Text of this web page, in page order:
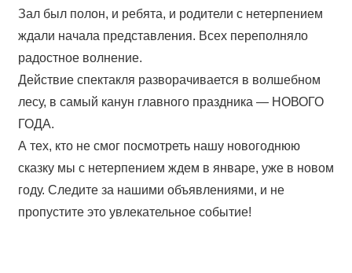
Зал был полон, и ребята, и родители с нетерпением
ждали начала представления. Всех переполняло
радостное волнение.
Действие спектакля разворачивается в волшебном
лесу, в самый канун главного праздника — НОВОГО
ГОДА.
А тех, кто не смог посмотреть нашу новогоднюю
сказку мы с нетерпением ждем в январе, уже в новом
году. Следите за нашими объявлениями, и не
пропустите это увлекательное событие!